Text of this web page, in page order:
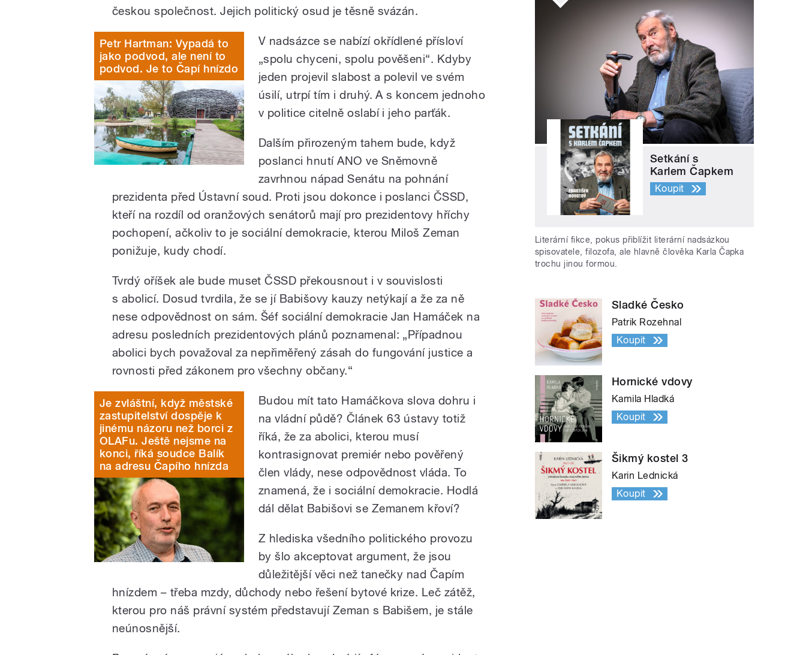
českou společnost. Jejich politický osud je těsně svázán.
Petr Hartman: Vypadá to
jako podvod, ale není to
podvod. Je to Čapí hnízdo
V nadsázce se nabízí okřídlené přísloví
„spolu chyceni, spolu pověšeni“. Kdyby
jeden projevil slabost a polevil ve svém
úsilí, utrpí tím i druhý. A s koncem jednoho
v politice citelně oslabí i jeho parťák.
Dalším přirozeným tahem bude, když
poslanci hnutí ANO ve Sněmovně
zavrhnou nápad Senátu na pohnání
prezidenta před Ústavní soud. Proti jsou dokonce i poslanci ČSSD,
kteří na rozdíl od oranžových senátorů mají pro prezidentovy hříchy
pochopení, ačkoliv to je sociální demokracie, kterou Miloš Zeman
ponižuje, kudy chodí.
Tvrdý oříšek ale bude muset ČSSD překousnout i v souvislosti
s abolicí. Dosud tvrdila, že se jí Babišovy kauzy netýkají a že za ně
nese odpovědnost on sám. Šéf sociální demokracie Jan Hamáček na
adresu posledních prezidentových plánů poznamenal: „Případnou
abolici bych považoval za nepřiměřený zásah do fungování justice a
rovnosti před zákonem pro všechny občany.“
Je zvláštní, když městské
zastupitelství dospěje k
jinému názoru než borci z
OLAFu. Ještě nejsme na
konci, říká soudce Balík
na adresu Čapího hnízda
Budou mít tato Hamáčkova slova dohru i
na vládní půdě? Článek 63 ústavy totiž
říká, že za abolici, kterou musí
kontrasignovat premiér nebo pověřený
člen vlády, nese odpovědnost vláda. To
znamená, že i sociální demokracie. Hodlá
dál dělat Babišovi se Zemanem křoví?
Z hlediska všedního politického provozu
by šlo akceptovat argument, že jsou
důležitější věci než tanečky nad Čapím
hnízdem – třeba mzdy, důchody nebo řešení bytové krize. Leč zátěž,
kterou pro náš právní systém představují Zeman s Babišem, je stále
neúnosnější.
Setkání s
Karlem Čapkem
Koupit
Literární fikce, pokus přiblížit literární nadsázkou
spisovatele, filozofa, ale hlavně člověka Karla Čapka
trochu jinou formou.
Sladké Česko
Patrik Rozehnal
Koupit
Hornické vdovy
Kamila Hladká
Koupit
Šikmý kostel 3
Karin Lednická
Koupit